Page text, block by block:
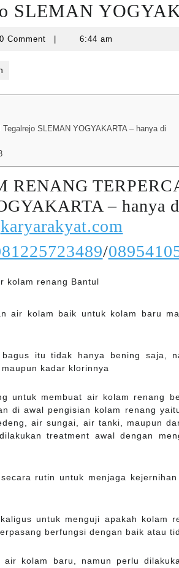
SLEMAN
0 Comment 6:44 am
SLEMAN YOGYAKARTA – hanya di
RENANG
– hanya
karyarakyat.com
/
air kolam baik untuk kolam baru
itu tidak hanya bening saja,
kadar klorinnya
untuk membuat air kolam renang
di awal pengisian kolam renang
air sungai, air tanki, maupun
treatment awal dengan
rutin untuk menjaga
untuk menguji apakah kolam
berfungsi dengan baik atau
kolam baru, namun perlu